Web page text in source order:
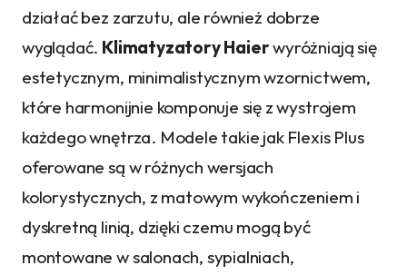
działać bez zarzutu, ale również dobrze
wyglądać. Klimatyzatory Haierwyróżniają się
estetycznym, minimalistycznym wzornictwem,
które harmonijnie komponuje się z wystrojem
każdego wnętrza. Modele takie jak Flexis Plus
oferowane są w różnych wersjach
kolorystycznych, z matowym wykończeniem i
dyskretną linią, dzięki czemu mogą być
montowane w salonach, sypialniach,